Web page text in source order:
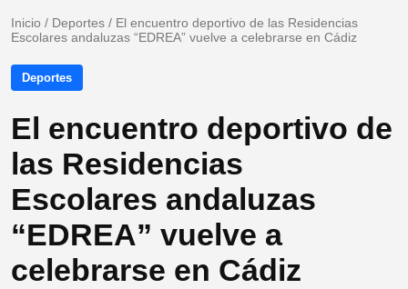
Inicio / Deportes / El encuentro deportivo de las Residencias
Escolares andaluzas “EDREA” vuelve a celebrarse en Cádiz
Deportes
El encuentro deportivo de
las Residencias
Escolares andaluzas
“EDREA” vuelve a
celebrarse en Cádiz